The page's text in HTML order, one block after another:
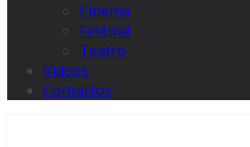
Cinema
Festival
Teatro
Videos
Contactos